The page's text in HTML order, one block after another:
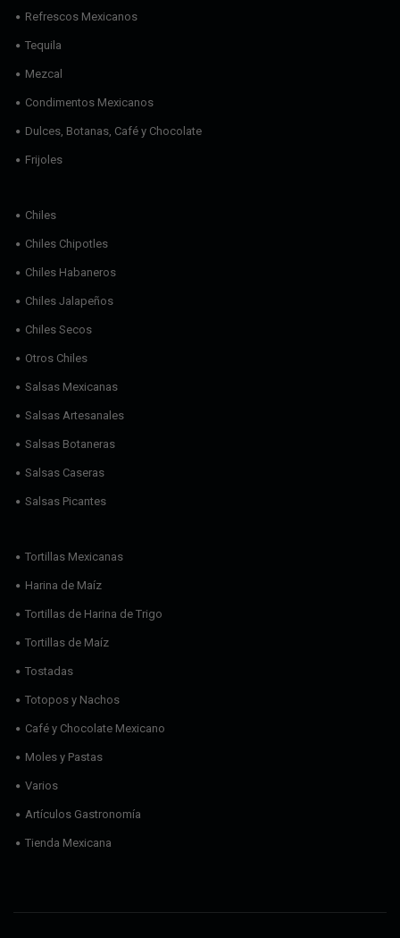
Refrescos Mexicanos
Tequila
Mezcal
Condimentos Mexicanos
Dulces, Botanas, Café y Chocolate
Frijoles
Chiles
Chiles Chipotles
Chiles Habaneros
Chiles Jalapeños
Chiles Secos
Otros Chiles
Salsas Mexicanas
Salsas Artesanales
Salsas Botaneras
Salsas Caseras
Salsas Picantes
Tortillas Mexicanas
Harina de Maíz
Tortillas de Harina de Trigo
Tortillas de Maíz
Tostadas
Totopos y Nachos
Café y Chocolate Mexicano
Moles y Pastas
Varios
Artículos Gastronomía
Tienda Mexicana